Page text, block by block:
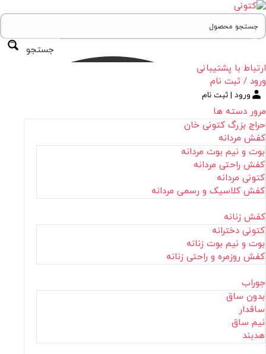
جستجو
ارتباط با پشتیبانی
ورود / ثبت نام
ورود | ثبت نام
مرور دسته ها
حراج بزرگ کتونی خان
کفش مردانه
بوت و نیم بوت مردانه
کفش راحتی مردانه
کتونی مردانه
کفش کلاسیک و رسمی مردانه
کفش زنانه
کتونی دخترانه
بوت و نیم بوت زنانه
کفش روزمره و راحتی زنانه
جوراب
بدون ساق
ساقدار
نیم ساق
هدبند